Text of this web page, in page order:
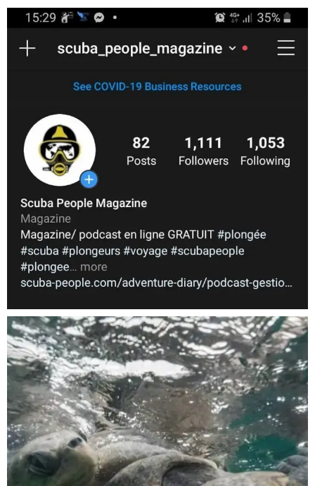
scuba_people_magazine
Nov 5
scuba_people_magazine